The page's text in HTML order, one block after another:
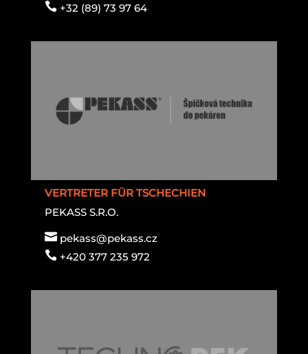
 +32 (89) 73 97 64
VERTRETER FÜR TSCHECHIEN
PEKASS S.R.O.
 pekass@pekass.cz
 +420 377 235 972